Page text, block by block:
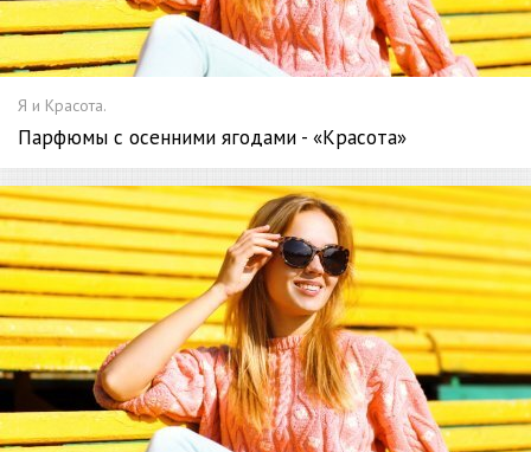
Я и Красота.
Парфюмы с осенними ягодами - «Красота»